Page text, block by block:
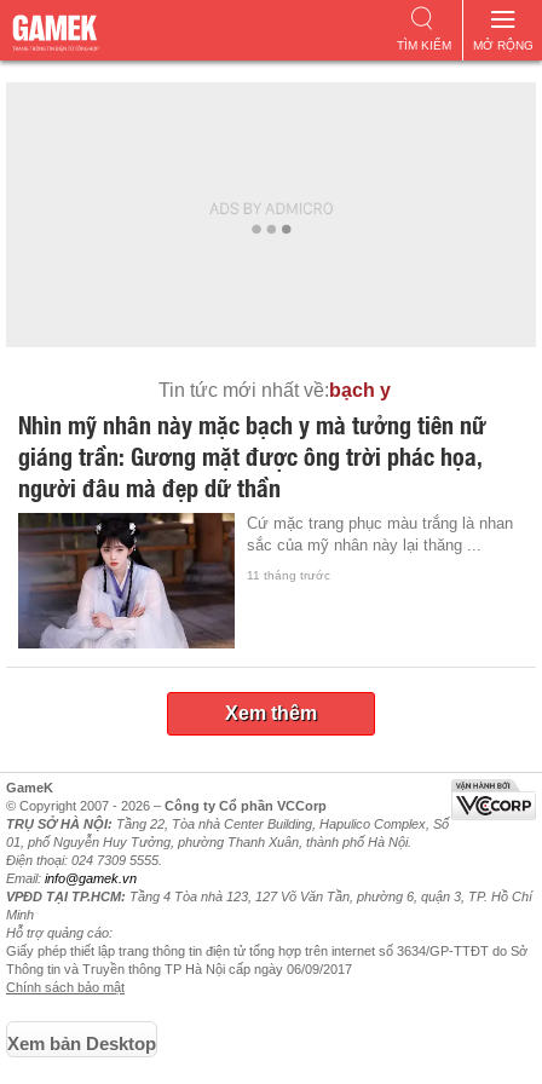
MỞ RỘNG
TÌM KIẾM
Tin tức mới nhất về: bạch y
Nhìn mỹ nhân này mặc bạch y mà tưởng tiên nữ
giáng trần: Gương mặt được ông trời phác họa,
người đâu mà đẹp dữ thần
Cứ mặc trang phục màu trắng là nhan
sắc của mỹ nhân này lại thăng ...
11 tháng trước
Xem thêm
GameK
© Copyright 2007 - 2026 – Công ty Cổ phần VCCorp
TRỤ SỞ HÀ NỘI: Tầng 22, Tòa nhà Center Building, Hapulico Complex, Số
01, phố Nguyễn Huy Tưởng, phường Thanh Xuân, thành phố Hà Nội.
Điện thoại: 024 7309 5555.
Email: info@gamek.vn
VPĐD TẠI TP.HCM: Tầng 4 Tòa nhà 123, 127 Võ Văn Tần, phường 6, quận 3, TP. Hồ Chí
Minh
Hỗ trợ quảng cáo:
Giấy phép thiết lập trang thông tin điện tử tổng hợp trên internet số 3634/GP-TTĐT do Sở
Thông tin và Truyền thông TP Hà Nội cấp ngày 06/09/2017
Chính sách bảo mật
Xem bản Desktop